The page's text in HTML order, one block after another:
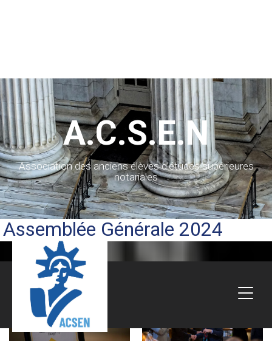
A.C.S.E.N
Association des anciens élèves d’études supérieures
notariales
Assemblée Générale 2024